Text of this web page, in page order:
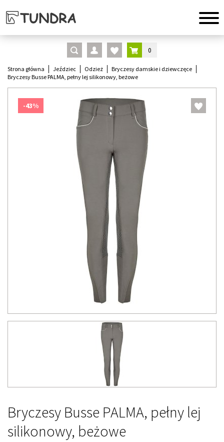
0
Strona główna Jeździec Odzież
Bryczesy damskie i dziewczęce
Bryczesy Busse PALMA, pełny lej silikonowy, beżowe
-43%
Bryczesy Busse PALMA, pełny lej
silikonowy, beżowe